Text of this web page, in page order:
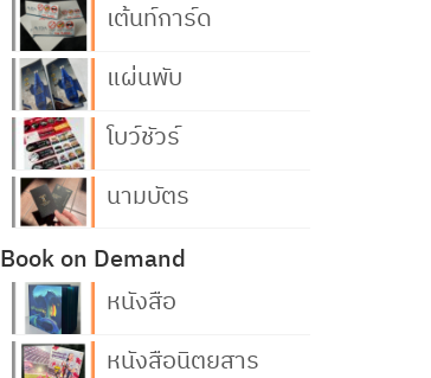
เต้นท์การ์ด
แผ่นพับ
โบว์ชัวร์
นามบัตร
Book on Demand
หนังสือ
หนังสือนิตยสาร